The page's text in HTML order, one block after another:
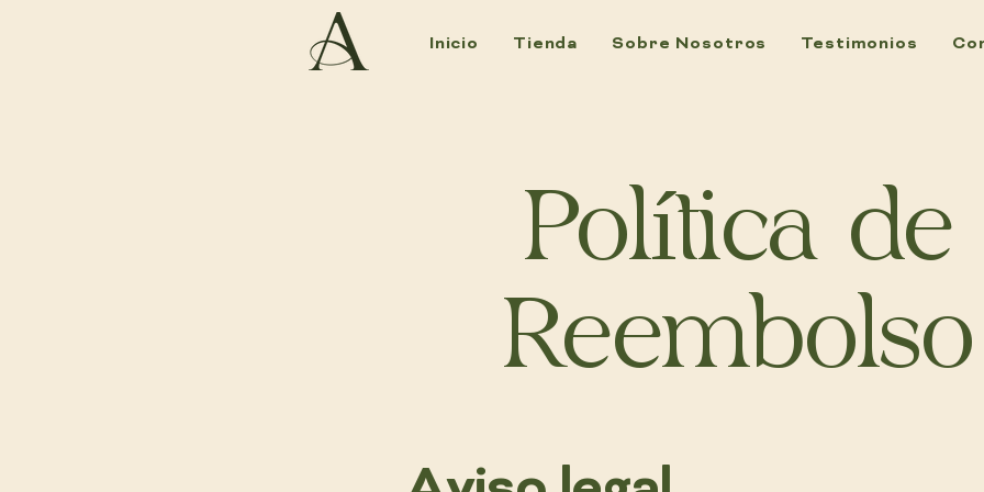
Inicio Tienda Sobre Nosotros Testimonios
Política de
Reembolso